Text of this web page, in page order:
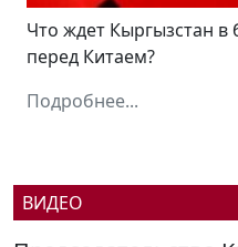
Что ждет Кыргызстан в
перед Китаем?
Подробнее...
ВИДЕО